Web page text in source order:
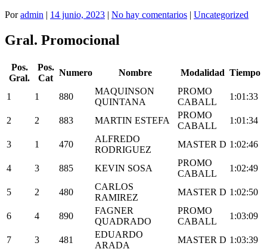
Poradmin | 14 junio, 2023 | No hay comentarios | Uncategorized
Gral. Promocional
Pos.
Gral.
Pos.
Cat
Numero Nombre Modalidad Tiempo
1 1 880
MAQUINSON
QUINTANA
PROMO
CABALL
1:01:33
2 2 883 MARTIN ESTEFA
PROMO
CABALL
1:01:34
3 1 470
ALFREDO
RODRIGUEZ
MASTER D 1:02:46
4 3 885 KEVIN SOSA
PROMO
CABALL
1:02:49
5 2 480
CARLOS
RAMIREZ
MASTER D 1:02:50
6 4 890
FAGNER
QUADRADO
PROMO
CABALL
1:03:09
7 3 481
EDUARDO
ARADA
MASTER D 1:03:39